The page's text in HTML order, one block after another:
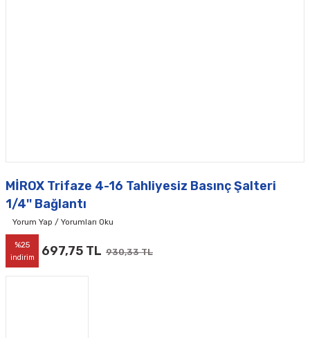
MİROX Trifaze 4-16 Tahliyesiz Basınç Şalteri
1/4'' Bağlantı
Yorum Yap / Yorumları Oku
%25
indirim 697,75 TL 930,33 TL